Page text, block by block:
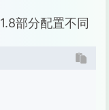
部分配置不同